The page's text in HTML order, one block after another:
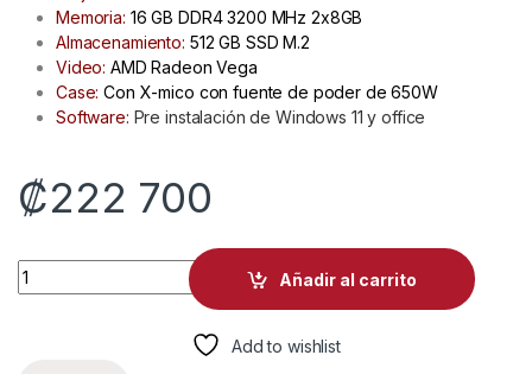
Memoria: 16 GB DDR4 3200 MHz 2x8GB
Almacenamiento: 512 GB SSD M.2
Video: AMD Radeon Vega
Case: Con X-mico con fuente de poder de 650W
Software: Pre instalación de Windows 11 y office
₡222 700
Computadora Ryzen 5 5600G quantity
Añadir al carrito
Add to wishlist